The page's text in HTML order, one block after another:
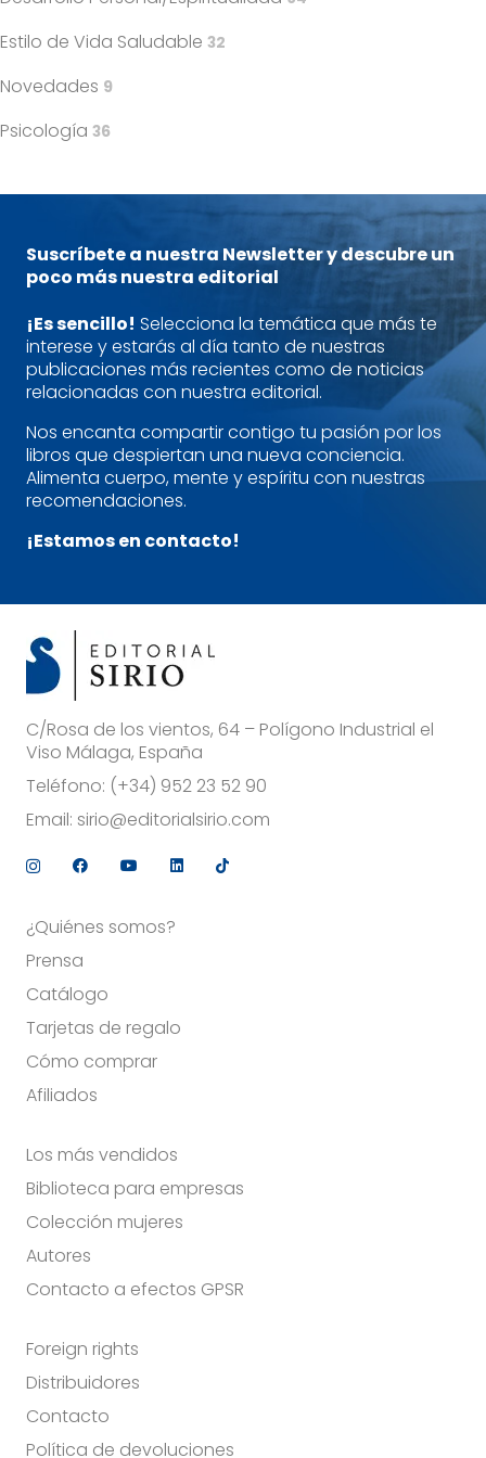
Estilo de Vida Saludable 32
Novedades 9
Psicología 36
Suscríbete a nuestra Newsletter y descubre un
poco más nuestra editorial
¡Es sencillo! Selecciona la temática que más te
interese y estarás al día tanto de nuestras
publicaciones más recientes como de noticias
relacionadas con nuestra editorial.
Nos encanta compartir contigo tu pasión por los
libros que despiertan una nueva conciencia.
Alimenta cuerpo, mente y espíritu con nuestras
recomendaciones.
¡Estamos en contacto!
C/Rosa de los vientos, 64 – Polígono Industrial el
Viso Málaga, España
Teléfono: (+34) 952 23 52 90
Email: sirio@editorialsirio.com
¿Quiénes somos?
Prensa
Catálogo
Tarjetas de regalo
Cómo comprar
Afiliados
Los más vendidos
Biblioteca para empresas
Colección mujeres
Autores
Contacto a efectos GPSR
Foreign rights
Distribuidores
Contacto
Política de devoluciones